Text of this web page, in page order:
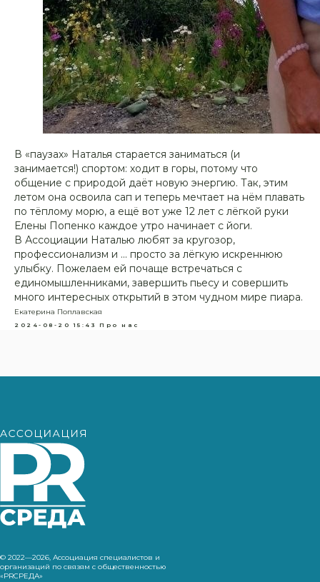
В «паузах» Наталья старается заниматься (и
занимается!) спортом: ходит в горы, потому что
общение с природой даёт новую энергию. Так, этим
летом она освоила сап и теперь мечтает на нём плавать
по тёплому морю, а ещё вот уже 12 лет с лёгкой руки
Елены Попенко каждое утро начинает с йоги.
В Ассоциации Наталью любят за кругозор,
профессионализм и ... просто за лёгкую искреннюю
улыбку. Пожелаем ей почаще встречаться с
единомышленниками, завершить пьесу и совершить
много интересных открытий в этом чудном мире пиара.
Екатерина Поплавская
2024-08-20 15:43 Про нас
© 2022—2026, Ассоциация специалистов и
организаций по связям с общественностью
«PRСРЕДА»